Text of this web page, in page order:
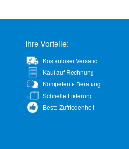
Ihre Vorteile:
Kostenloser Versand
Kauf auf Rechnung
Kompetente Beratung
Schnelle Lieferung
Beste Zufriedenheit